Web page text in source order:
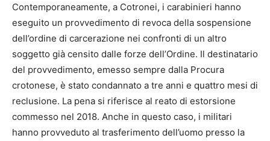
Contemporaneamente, a Cotronei, i carabinieri hanno
eseguito un provvedimento di revoca della sospensione
dell’ordine di carcerazione nei confronti di un altro
soggetto già censito dalle forze dell’Ordine. Il destinatario
del provvedimento, emesso sempre dalla Procura
crotonese, è stato condannato a tre anni e quattro mesi di
reclusione. La pena si riferisce al reato di estorsione
commesso nel 2018. Anche in questo caso, i militari
hanno provveduto al trasferimento dell’uomo presso la